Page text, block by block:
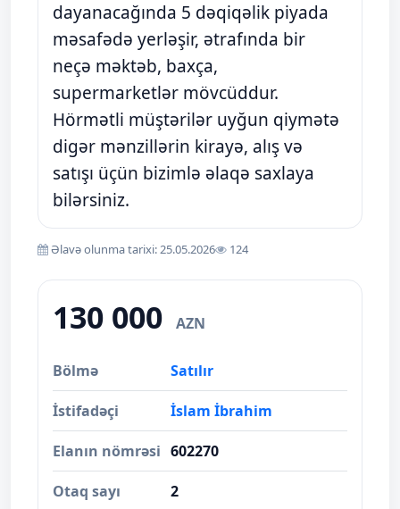
dayanacağında 5 dəqiqəlik piyada
məsafədə yerləşir, ətrafında bir
neçə məktəb, baxça,
supermarketlər mövcüddur.
Hörmətli müştərilər uyğun qiymətə
digər mənzillərin kirayə, alış və
satışı üçün bizimlə əlaqə saxlaya
bilərsiniz.
Əlavə olunma tarixi: 25.05.2026 124
130 000 AZN
Bölmə Satılır
İstifadəçi İslam İbrahim
Elanın nömrəsi 602270
Otaq sayı 2